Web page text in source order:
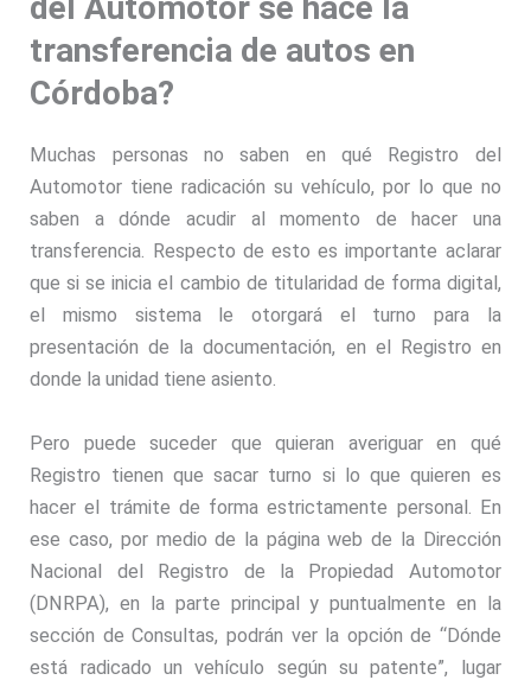
del Automotor se hace la
transferencia de autos en
Córdoba?
Muchas personas no saben en qué Registro del
Automotor tiene radicación su vehículo, por lo que no
saben a dónde acudir al momento de hacer una
transferencia. Respecto de esto es importante aclarar
que si se inicia el cambio de titularidad de forma digital,
el mismo sistema le otorgará el turno para la
presentación de la documentación, en el Registro en
donde la unidad tiene asiento.
Pero puede suceder que quieran averiguar en qué
Registro tienen que sacar turno si lo que quieren es
hacer el trámite de forma estrictamente personal. En
ese caso, por medio de la página web de la Dirección
Nacional del Registro de la Propiedad Automotor
(DNRPA), en la parte principal y puntualmente en la
sección de Consultas, podrán ver la opción de “Dónde
está radicado un vehículo según su patente”, lugar